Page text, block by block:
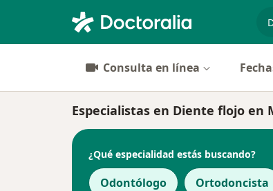
Consulta en línea
Especialistas en Diente flojo en
¿Qué especialidad estás buscando?
Odontólogo Ortodoncista